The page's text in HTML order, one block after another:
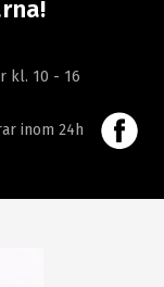
kl. 10 - 16
inom 24h